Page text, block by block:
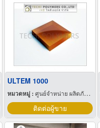
ULTEM 1000
หมวดหมู่ : ศูนย์จำหน่าย ผลิตภัณฑ์พลาสติกชนิดแท่ง ท่อ แผ่นและสาย
ติดต่อผู้ขาย